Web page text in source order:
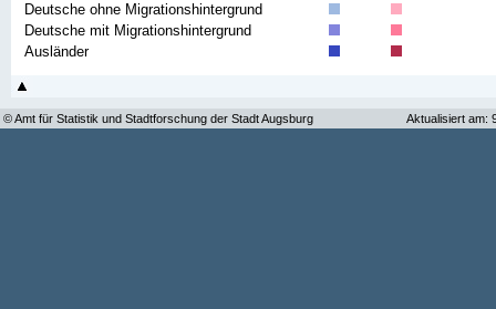
Deutsche ohne Migrationshintergrund
Deutsche mit Migrationshintergrund
Ausländer
© Amt für Statistik und Stadtforschung der Stadt Augsburg Aktualisiert am: